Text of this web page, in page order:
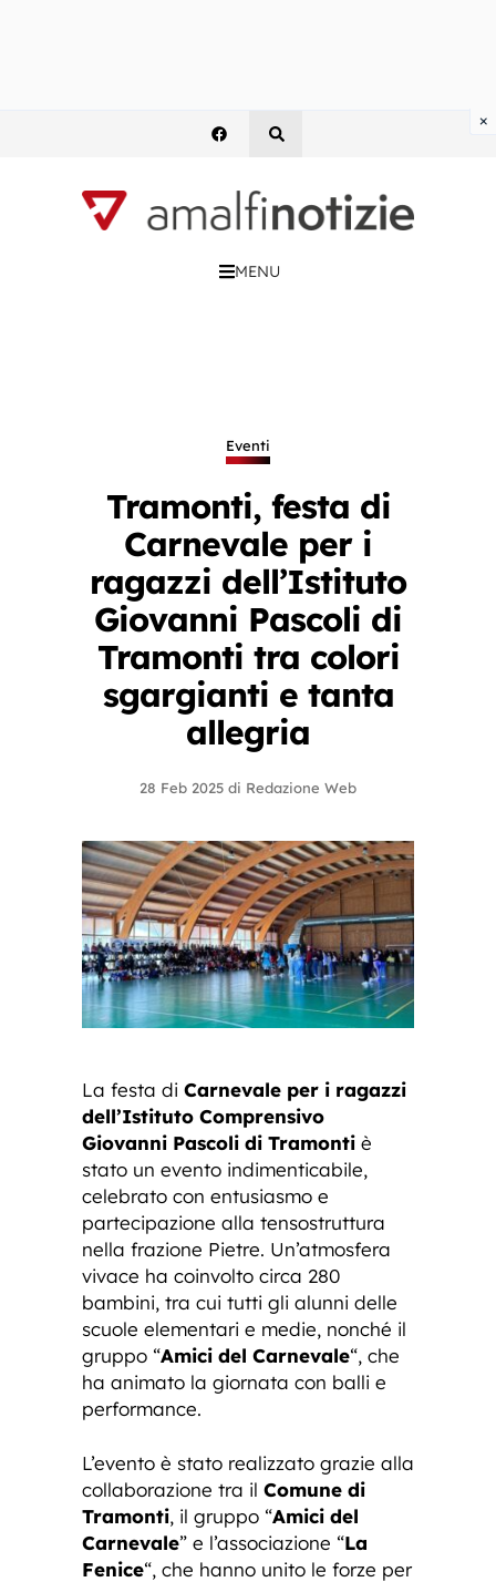
MENU
Eventi
Tramonti, festa di
Carnevale per i
ragazzi dell’Istituto
Giovanni Pascoli di
Tramonti tra colori
sgargianti e tanta
allegria
28 Feb 2025 di Redazione Web
La festa di Carnevale per i ragazzi
dell’Istituto Comprensivo
Giovanni Pascoli di Tramonti è
stato un evento indimenticabile,
celebrato con entusiasmo e
partecipazione alla tensostruttura
nella frazione Pietre. Un’atmosfera
vivace ha coinvolto circa 280
bambini, tra cui tutti gli alunni delle
scuole elementari e medie, nonché il
gruppo “Amici del Carnevale“, che
ha animato la giornata con balli e
performance.
L’evento è stato realizzato grazie alla
collaborazione tra il Comune di
Tramonti, il gruppo “Amici del
Carnevale” e l’associazione “La
Fenice“, che hanno unito le forze per
×